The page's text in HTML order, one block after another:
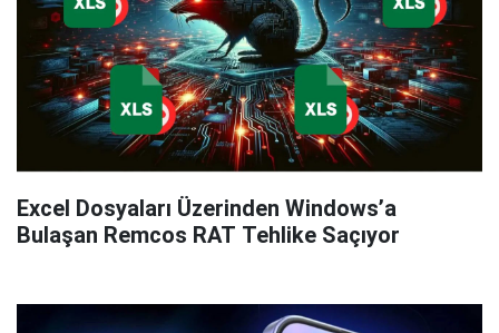
Excel Dosyaları Üzerinden Windows’a
Bulaşan Remcos RAT Tehlike Saçıyor